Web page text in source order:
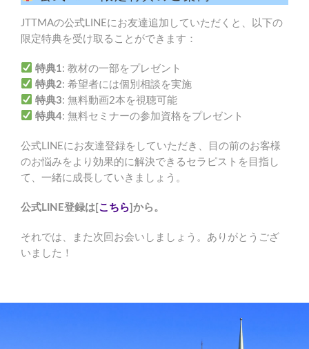
JTTMAの公式LINEにお友達追加していただくと、以下の
限定特典を受け取ることができます：
特典1: 教材の一部をプレゼント
特典2: 希望者には個別相談を実施
特典3: 無料動画2本を視聴可能
特典4: 無料セミナーの参加資格をプレゼント
公式LINEにお友達登録をしていただき、目の前のお客様
のお悩みをより効果的に解決できるセラピストを目指し
て、一緒に成長していきましょう。
公式LINE登録は[こちら]から。
それでは、また次回お会いしましょう。ありがとうござ
いました！